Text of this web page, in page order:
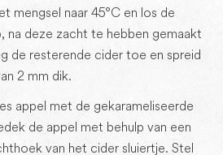
mengsel naar 45°C en los de
na deze zacht te hebben gemaakt
de resterende cider toe en spreid
2 mm dik.
appel met de gekarameliseerde
de appel met behulp van een
van het cider sluiertje. Stel